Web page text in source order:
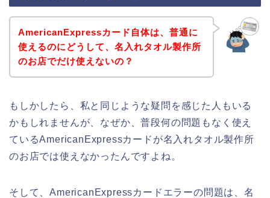
AmericanExpressカード自体は、普通に
使えるのにどうして、名入れタオル製作所
のお店でだけ使えないの？
もしかしたら、私と同じような疑問を感じた人もいる
かもしれませんが、なぜか、普段何の問題もなく使え
ているAmericanExpressカードが名入れタオル製作所
のお店では使えなかったんですよね。
そして、AmericanExpressカードエラーの問題は、名